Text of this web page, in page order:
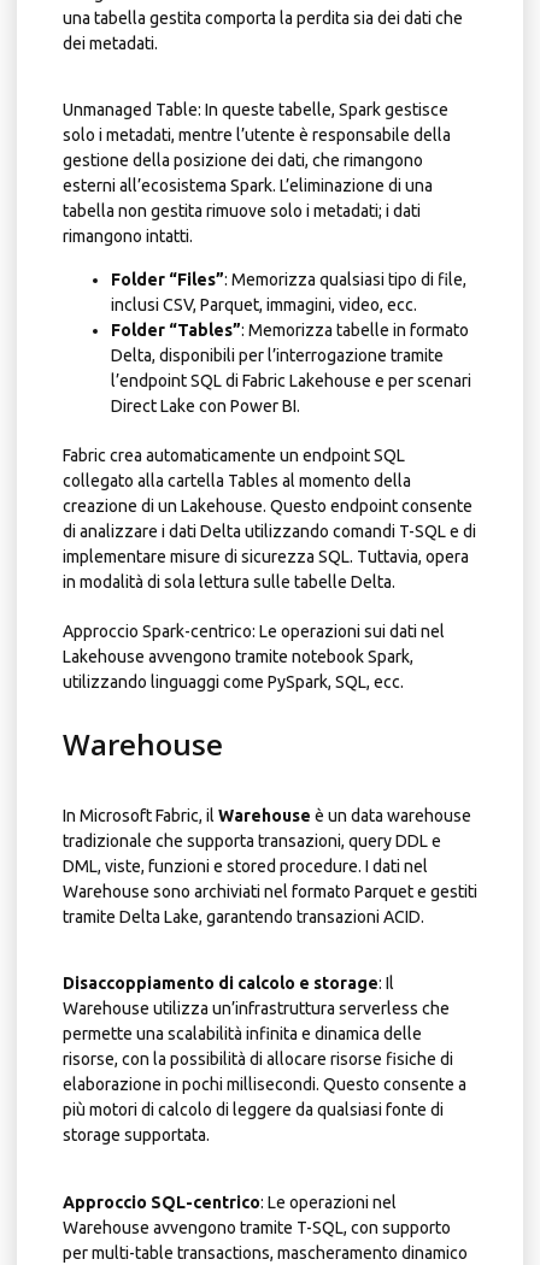
una tabella gestita comporta la perdita sia dei dati che
dei metadati.
Unmanaged Table: In queste tabelle, Spark gestisce
solo i metadati, mentre l’utente è responsabile della
gestione della posizione dei dati, che rimangono
esterni all’ecosistema Spark. L’eliminazione di una
tabella non gestita rimuove solo i metadati; i dati
rimangono intatti.
Folder “Files”: Memorizza qualsiasi tipo di file,
inclusi CSV, Parquet, immagini, video, ecc.
Folder “Tables”: Memorizza tabelle in formato
Delta, disponibili per l’interrogazione tramite
l’endpoint SQL di Fabric Lakehouse e per scenari
Direct Lake con Power BI.
Fabric crea automaticamente un endpoint SQL
collegato alla cartella Tables al momento della
creazione di un Lakehouse. Questo endpoint consente
di analizzare i dati Delta utilizzando comandi T-SQL e di
implementare misure di sicurezza SQL. Tuttavia, opera
in modalità di sola lettura sulle tabelle Delta.
Approccio Spark-centrico: Le operazioni sui dati nel
Lakehouse avvengono tramite notebook Spark,
utilizzando linguaggi come PySpark, SQL, ecc.
Warehouse
In Microsoft Fabric, il Warehouse è un data warehouse
tradizionale che supporta transazioni, query DDL e
DML, viste, funzioni e stored procedure. I dati nel
Warehouse sono archiviati nel formato Parquet e gestiti
tramite Delta Lake, garantendo transazioni ACID.
Disaccoppiamento di calcolo e storage: Il
Warehouse utilizza un’infrastruttura serverless che
permette una scalabilità infinita e dinamica delle
risorse, con la possibilità di allocare risorse fisiche di
elaborazione in pochi millisecondi. Questo consente a
più motori di calcolo di leggere da qualsiasi fonte di
storage supportata.
Approccio SQL-centrico: Le operazioni nel
Warehouse avvengono tramite T-SQL, con supporto
per multi-table transactions, mascheramento dinamico